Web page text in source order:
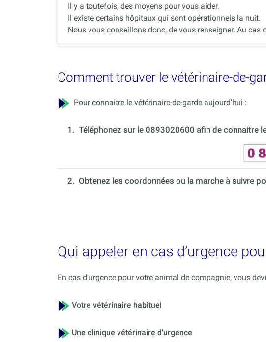
Il y a toutefois, des moyens pour vous aider.
Il existe certains hôpitaux qui sont opérationnels la nuit.
Nous vous conseillons donc, de vous renseigner. Au
Comment trouver le vétérinaire-de-
Pour connaitre le vétérinaire-de-garde aujourd’hui :
1. Téléphonez sur le 0893020600 afin de connaitre
2. Obtenez les coordonnées ou la marche à suivre
Qui appeler en cas d’urgence
En cas d'urgence pour votre animal de compagnie, vous
Votre vétérinaire habituel
Une clinique vétérinaire d'urgence